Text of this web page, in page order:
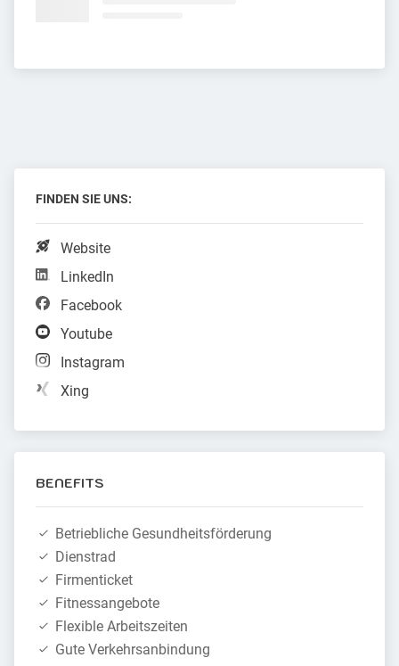
FINDEN SIE UNS:
Website
LinkedIn
Facebook
Youtube
Instagram
Xing
BENEFITS
Betriebliche Gesundheitsförderung
Dienstrad
Firmenticket
Fitnessangebote
Flexible Arbeitszeiten
Gute Verkehrsanbindung